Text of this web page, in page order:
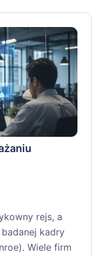
rejs, a
kadry
Wiele firm